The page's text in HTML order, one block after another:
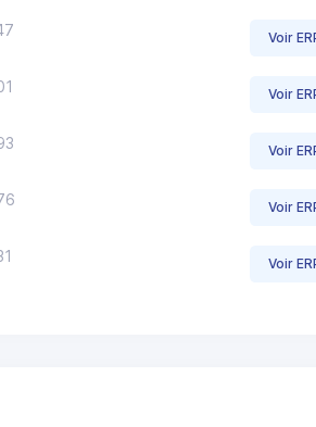
Voir
Voir
Voir
Voir
Voir